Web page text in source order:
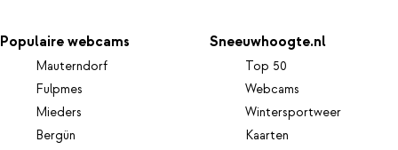
Populaire webcams
Mauterndorf
Fulpmes
Mieders
Bergün
Sneeuwhoogte.nl
Top 50
Webcams
Wintersportweer
Kaarten